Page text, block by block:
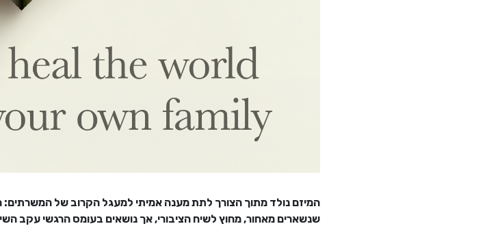
המיזם נולד מתוך הצורך לתת מענה אמיתי למעגל הקרוב של המשרתים:
שנשארים מאחור, מחוץ לשיח הציבורי, אך נושאים בעומס הרגשי עקב